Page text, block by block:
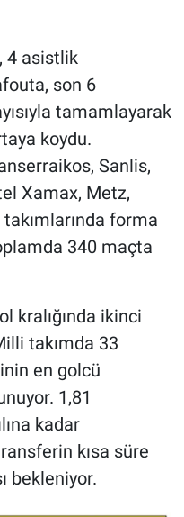
4 asistlik
son 6
tamamlayarak
koydu.
Sanlis,
Xamax, Metz,
forma
340 maçta
kralığında ikinci
takımda 33
en golcü
1,81
kadar
kısa süre
bekleniyor.